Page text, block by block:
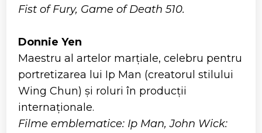
Fist of Fury, Game of Death 510.
Donnie Yen
Maestru al artelor marțiale, celebru pentru
portretizarea lui Ip Man (creatorul stilului
Wing Chun) și roluri în producții
internaționale.
Filme emblematice: Ip Man, John Wick: